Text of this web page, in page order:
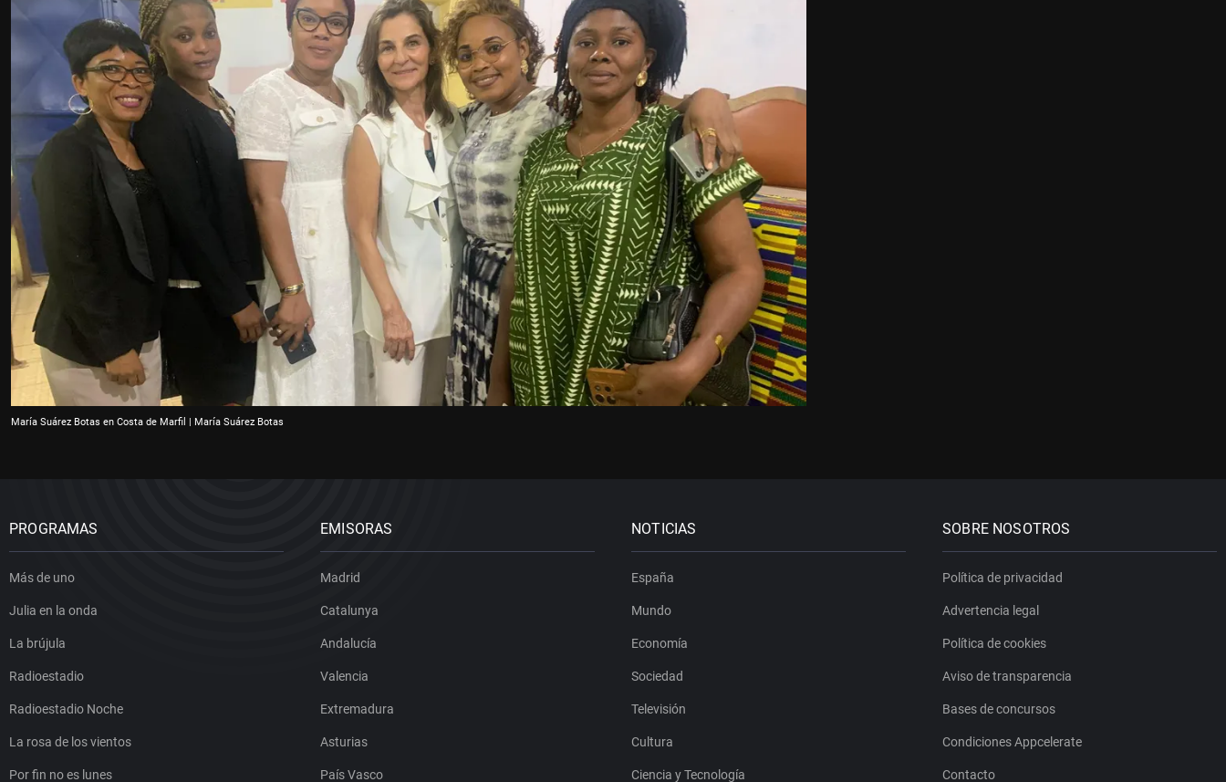
María Suárez Botas en Costa de Marfil | María Suárez Botas
PROGRAMAS
Más de uno
Julia en la onda
La brújula
Radioestadio
Radioestadio Noche
La rosa de los vientos
Por fin no es lunes
EMISORAS
Madrid
Catalunya
Andalucía
Valencia
Extremadura
Asturias
País Vasco
NOTICIAS
España
Mundo
Economía
Sociedad
Televisión
Cultura
Ciencia y Tecnología
SOBRE NOSOTROS
Política de privacidad
Advertencia legal
Política de cookies
Aviso de transparencia
Bases de concursos
Condiciones Appcelerate
Contacto